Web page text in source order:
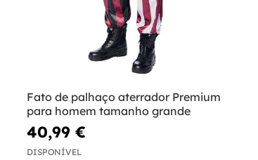
Fato de palhaço aterrador Premium
para homem tamanho grande
40,99 €
DISPONÍVEL